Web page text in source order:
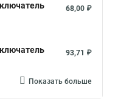
68,00 ₽
93,71 ₽
Показать больше